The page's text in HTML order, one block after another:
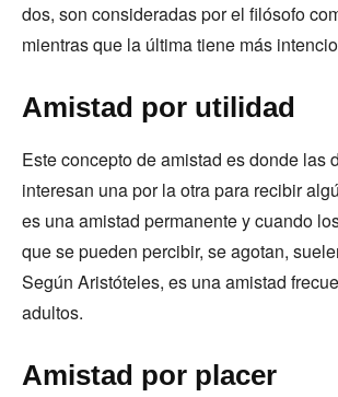
dos, son consideradas por el filósofo
mientras que la última tiene más
Amistad por utilidad
Este concepto de amistad es donde las
interesan una por la otra para recibir
es una amistad permanente y cuando
que se pueden percibir, se agotan,
Según Aristóteles, es una amistad
adultos.
Amistad por placer